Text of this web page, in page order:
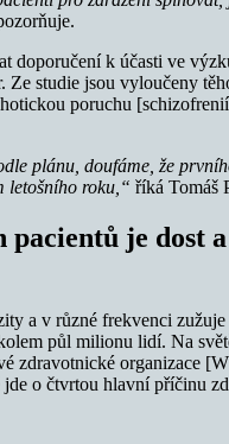
doporučení k účasti ve
Ze studie jsou vyloučeny
poruchu
plánu, doufáme, že
letošního roku,“ říká Tomáš
pacientů je dost
a v různé frekvenci
půl milionu lidí. Na
zdravotnické organizace
o čtvrtou hlavní příčinu